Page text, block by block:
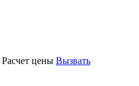
Расчет цены Вызвать